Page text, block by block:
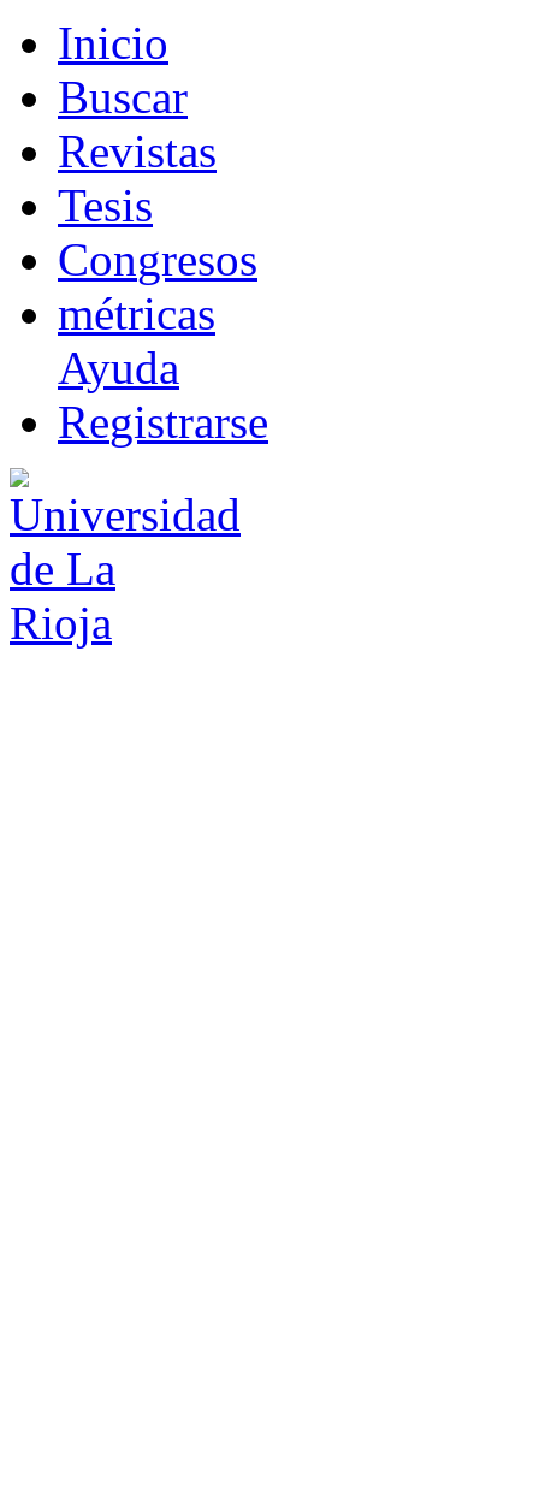
Inicio
Buscar
Revistas
Tesis
Congresos
métricas
Ayuda
Registrarse